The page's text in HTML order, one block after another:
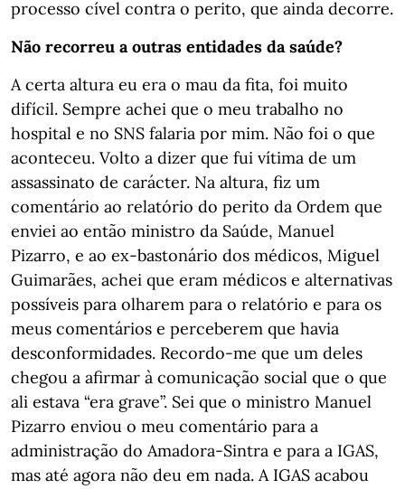
processo cível contra o perito, que ainda decorre.
Não recorreu a outras entidades da saúde?
A certa altura eu era o mau da fita, foi muito
difícil. Sempre achei que o meu trabalho no
hospital e no SNS falaria por mim. Não foi o que
aconteceu. Volto a dizer que fui vítima de um
assassinato de carácter. Na altura, fiz um
comentário ao relatório do perito da Ordem que
enviei ao então ministro da Saúde, Manuel
Pizarro, e ao ex-bastonário dos médicos, Miguel
Guimarães, achei que eram médicos e alternativas
possíveis para olharem para o relatório e para os
meus comentários e perceberem que havia
desconformidades. Recordo-me que um deles
chegou a afirmar à comunicação social que o que
ali estava “era grave”. Sei que o ministro Manuel
Pizarro enviou o meu comentário para a
administração do Amadora-Sintra e para a IGAS,
mas até agora não deu em nada. A IGAS acabou